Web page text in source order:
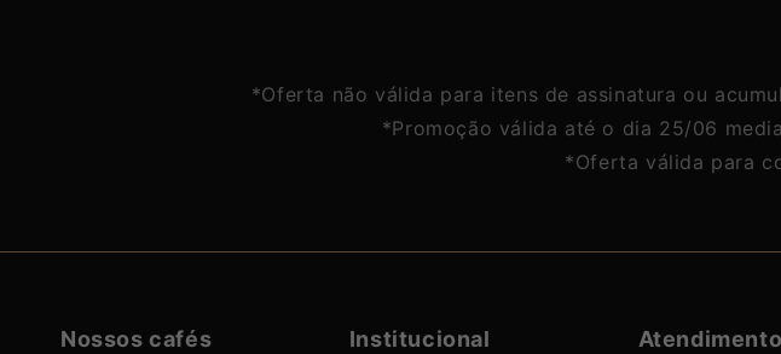
*Oferta não válida para itens de assinatura ou
*Promoção válida até o dia 25/06
*Oferta válida para
Nossos cafés Institucional Atendimento